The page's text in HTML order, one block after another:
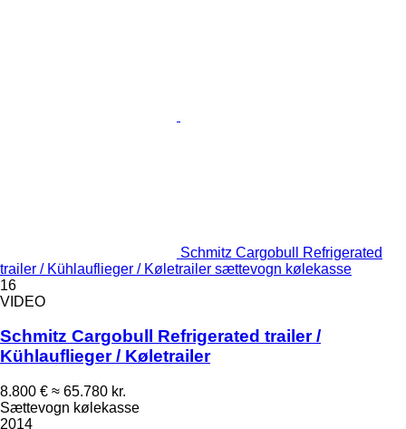
Schmitz Cargobull Refrigerated
trailer / Kühlauflieger / Køletrailer sættevogn kølekasse
16
VIDEO
Schmitz Cargobull Refrigerated trailer /
Kühlauflieger / Køletrailer
8.800 € ≈ 65.780 kr.
Sættevogn kølekasse
2014